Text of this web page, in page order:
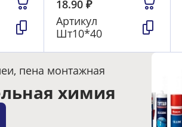
18.90₽
Артикул
Шт10*40
пена монтажная
химия